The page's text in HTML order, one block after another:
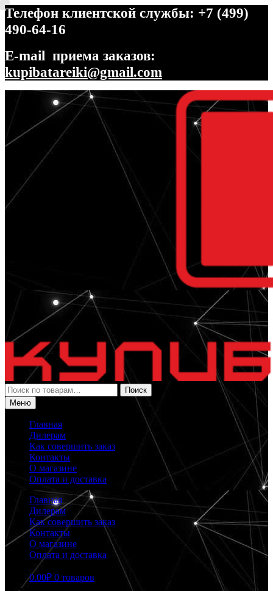
Телефон клиентской службы: +7 (499)
490-64-16
E-mail приема заказов:
kupibatareiki@gmail.com
Перейти
навигации
Перейти
содержимому
Искать:
Поиск
Меню
Главная
Дилерам
Как совершить заказ
Контакты
О магазине
Оплата и доставка
Главная
Дилерам
Как совершить заказ
Контакты
О магазине
Оплата и доставка
0.00₽ 0 товаров